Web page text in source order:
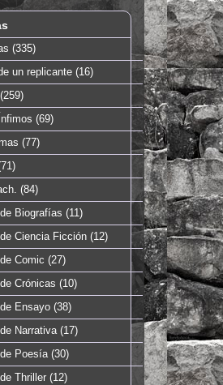
(335)
un replicante (16)
(259)
(69)
(77)
(84)
Biografías (11)
Ciencia Ficción (12)
Comic (27)
Crónicas (10)
Ensayo (38)
Narrativa (17)
Poesía (30)
Thriller (12)